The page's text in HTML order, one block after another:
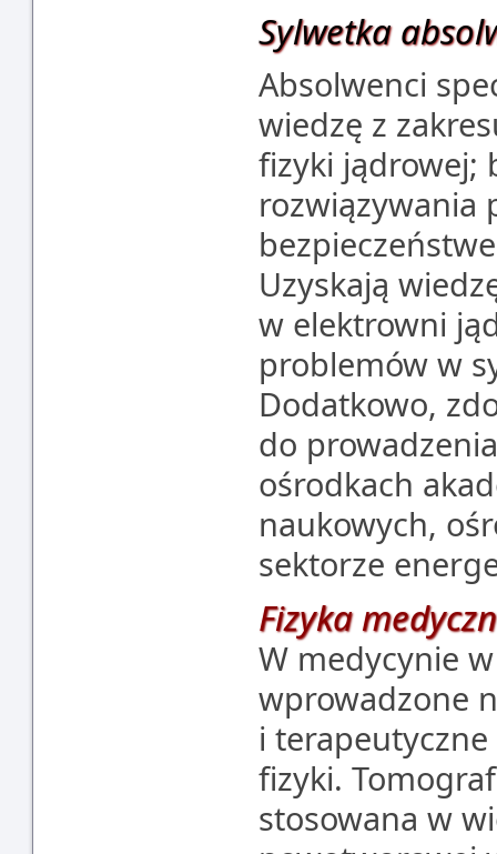
Sylwetka
Absolwenci
wiedzę z
fizyki jądrowej;
rozwiązywania
Uzyskają
w elektrowni
problemów w
Dodatkowo,
do
ośrodkach
naukowych,
sektorze
Fizyka
W medycynie
wprowadzone
i
fizyki.
stosowana w